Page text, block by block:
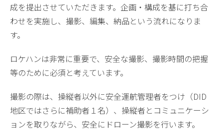
成を提出させていただきます。企画・構成を基に打ち合
わせを実施し、撮影、編集、納品という流れになりま
す。
ロケハンは非常に重要で、安全な撮影、撮影時間の把握
等のために必須と考えています。
撮影の際は、操縦者以外に安全運航管理者をつけ（DID
地区ではさらに補助者１名）、操縦者とコミュニケーシ
ョンを取りながら、安全にドローン撮影を行います。